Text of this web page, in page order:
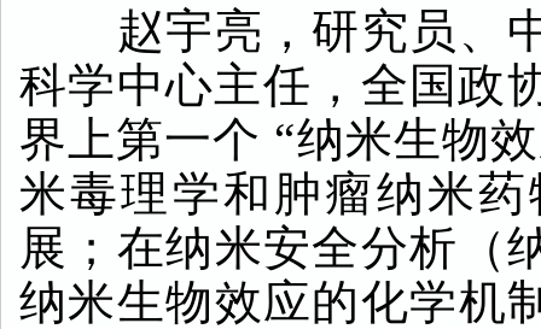
赵宇亮，研究员、
科学中心主任，全国政
界上第一个 “纳米生物
米毒理学和肿瘤纳米
展；在纳米安全分析（
纳米生物效应的化学机